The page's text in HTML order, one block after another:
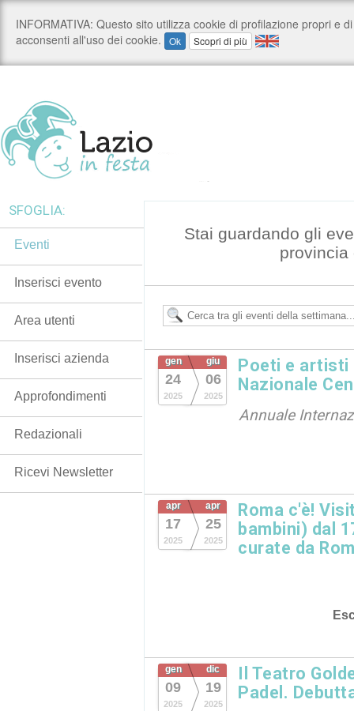
Stai guardando gli
provincia
gen
24
2025
giu
06
2025
Poeti e artisti
Nazionale
Annuale
apr
17
2025
apr
25
2025
Roma c'è!
bambini) dal
curate da
gen
09
2025
dic
19
2025
Il Teatro
Padel.
SFOGLIA:
Eventi
Inserisci evento
Area utenti
Inserisci azienda
Approfondimenti
Redazionali
Ricevi Newsletter